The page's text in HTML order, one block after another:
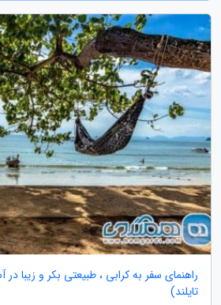
راهنمای سفر به کرابی ، طبیعتی بکر و زیبا
تایلند)